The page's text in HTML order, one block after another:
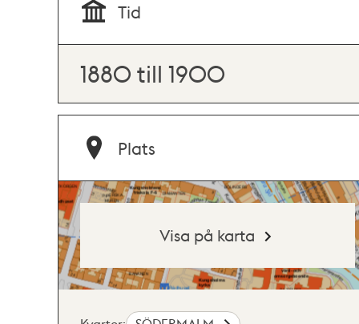
Tid
1880 till 1900
Plats
Visa på karta